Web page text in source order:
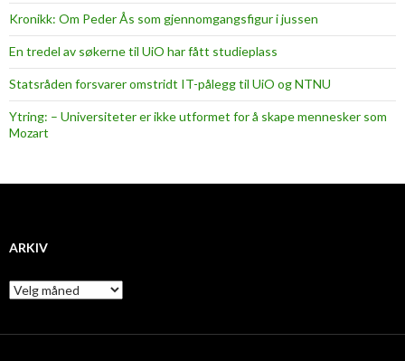
Kronikk: Om Peder Ås som gjennomgangsfigur i jussen
En tredel av søkerne til UiO har fått studieplass
Statsråden forsvarer omstridt IT-pålegg til UiO og NTNU
Ytring: – Universiteter er ikke utformet for å skape mennesker som
Mozart
ARKIV
A
r
i